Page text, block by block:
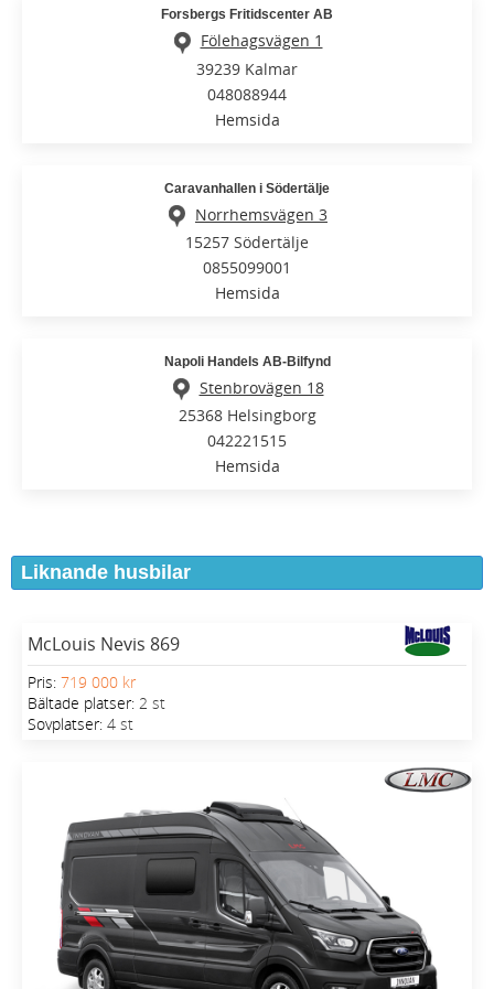
Forsbergs Fritidscenter AB
Fölehagsvägen 1
39239 Kalmar
048088944
Hemsida
Caravanhallen i Södertälje
Norrhemsvägen 3
15257 Södertälje
0855099001
Hemsida
Napoli Handels AB-Bilfynd
Stenbrovägen 18
25368 Helsingborg
042221515
Hemsida
Liknande husbilar
McLouis Nevis 869
Pris: 719 000 kr
Bältade platser: 2 st
Sovplatser: 4 st